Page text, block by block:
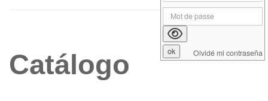
Catálogo Olvidé mi contraseña